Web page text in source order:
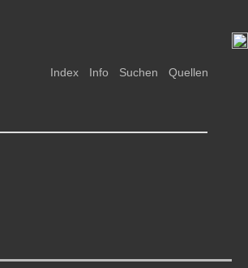
Index Info Suchen Quellen